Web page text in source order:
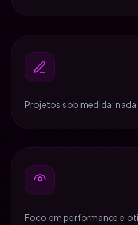
Projetos sob medida:
Foco em performance e